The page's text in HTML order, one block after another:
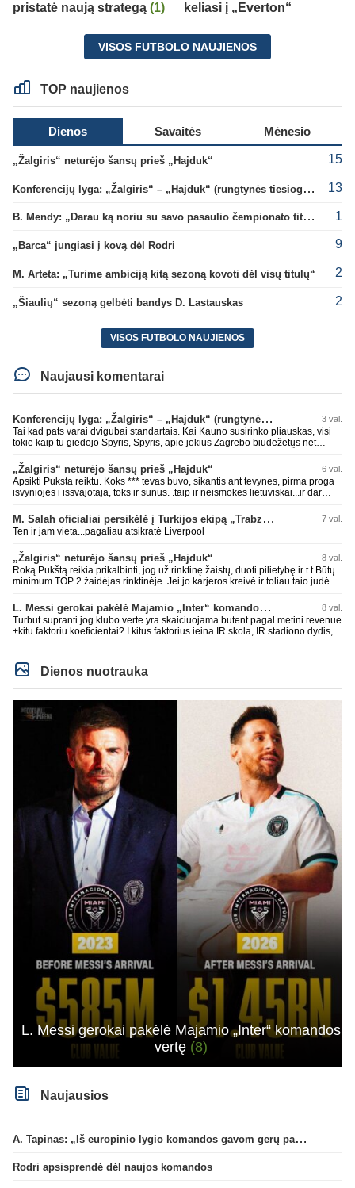
pristatė naują strategą (1)
keliasi į „Everton“
VISOS FUTBOLO NAUJIENOS
TOP naujienos
Dienos Savaitės Mėnesio
„Žalgiris“ neturėjo šansų prieš „Hajduk“ 15
Konferencijų lyga: „Žalgiris“ – „Hajduk“ (rungtynės tiesiogiai) 13
B. Mendy: „Darau ką noriu su savo pasaulio čempionato titulu“ 1
„Barca“ jungiasi į kovą dėl Rodri 9
M. Arteta: „Turime ambiciją kitą sezoną kovoti dėl visų titulų“ 2
„Šiaulių“ sezoną gelbėti bandys D. Lastauskas 2
VISOS FUTBOLO NAUJIENOS
Naujausi komentarai
Konferencijų lyga: „Žalgiris“ – „Hajduk“ (rungtynės tiesiogiai) 3 val.
Tai kad pats varai dvigubai standartais. Kai Kauno susirinko pliauskas, visi
tokie kaip tu giedojo Spyris, Spyris, apie jokius Zagrebo biudežetus net
daug didesnis. Tfu ant tokių.
„Žalgiris“ neturėjo šansų prieš „Hajduk“ 6 val.
Apsikti Puksta reiktu. Koks *** tevas buvo, sikantis ant tevynes, pirma proga
isvyniojes i issvajotaja, toks ir sunus. .taip ir neismokes lietuviskai...ir dar
laurynas ikalbins
M. Salah oficialiai persikėlė į Turkijos ekipą „Trabzonspor“ 7 val.
Ten ir jam vieta...pagaliau atsikratė Liverpool
„Žalgiris“ neturėjo šansų prieš „Hajduk“ 8 val.
Roką Pukštą reikia prikalbinti, jog už rinktinę žaistų, duoti pilietybę ir t.t Būtų
minimum TOP 2 žaidėjas rinktinėje. Jei jo karjeros kreivė ir toliau taio judės,
L. Messi gerokai pakėlė Majamio „Inter“ komandos vertę 8 val.
Turbut supranti jog klubo verte yra skaiciuojama butent pagal metini revenue
+kitu faktoriu koeficientai? I kitus faktorius ieina IR skola, IR stadiono dydis,
milzinisko klubo vertes suoli siemet. Be to, tie 200 pamineti cia yra visiskai
on-point, jeigu jau musu mylimas D. prasneko apie klubo vertes kelima, arba
CR atveju - numusima.
Dienos nuotrauka
L. Messi gerokai pakėlė Majamio „Inter“ komandos
vertę (8)
Naujausios
A. Tapinas: „Iš europinio lygio komandos gavom gerų pamokų“
Rodri apsisprendė dėl naujos komandos